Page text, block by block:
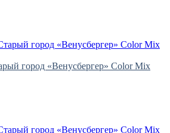
город «Венусбергер» Color Mix